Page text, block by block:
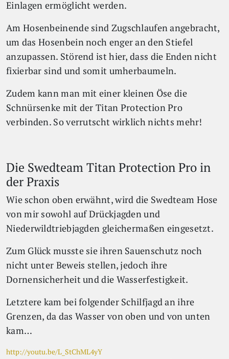
Einlagen ermöglicht werden.
Am Hosenbeinende sind Zugschlaufen angebracht,
um das Hosenbein noch enger an den Stiefel
anzupassen. Störend ist hier, dass die Enden nicht
fixierbar sind und somit umherbaumeln.
Zudem kann man mit einer kleinen Öse die
Schnürsenke mit der Titan Protection Pro
verbinden. So verrutscht wirklich nichts mehr!
Die Swedteam Titan Protection Pro in
der Praxis
Wie schon oben erwähnt, wird die Swedteam Hose
von mir sowohl auf Drückjagden und
Niederwildtriebjagden gleichermaßen eingesetzt.
Zum Glück musste sie ihren Sauenschutz noch
nicht unter Beweis stellen, jedoch ihre
Dornensicherheit und die Wasserfestigkeit.
Letztere kam bei folgender Schilfjagd an ihre
Grenzen, da das Wasser von oben und von unten
kam…
http://youtu.be/L_StChML4yY